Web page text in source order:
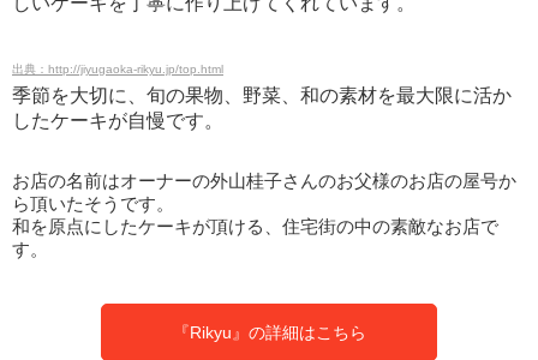
出典：http://jiyugaoka-rikyu.jp/top.html
季節を大切に、旬の果物、野菜、和の素材を最大限に活か
したケーキが自慢です。
お店の名前はオーナーの外山桂子さんのお父様のお店の屋号か
ら頂いたそうです。
和を原点にしたケーキが頂ける、住宅街の中の素敵なお店で
す。
『Rikyu』の詳細はこちら